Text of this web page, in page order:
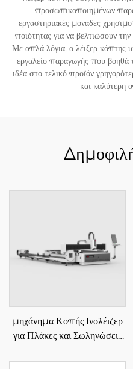
προσωπικοποιημένων
εργαστηριακές μονάδες
ποιότητας για να βελτιώσουν
Με απλά λόγια, ο λέιζερ κόπτης
εργαλείο παραγωγής που βοηθά
ιδέα στο τελικό προϊόν
και καλύτερη
μηχάνημα Κοπής Ινολέιζερ
για Πλάκες και Σωληνώσεις